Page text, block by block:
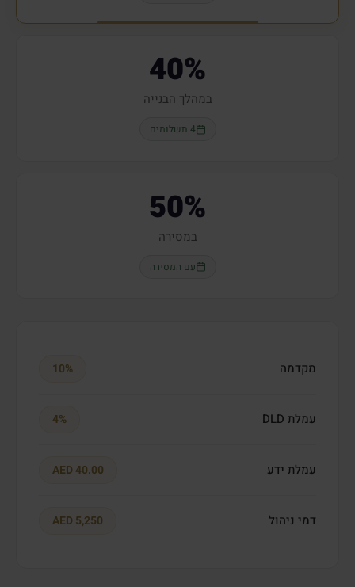
40%
במהלך הבנייה
4 תשלומים
50%
במסירה
עם המסירה
מקדמה 10%
עמלת DLD 4%
עמלת ידע AED 40.00
דמי ניהול AED 5,250